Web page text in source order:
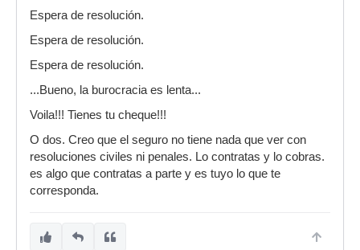
Espera de resolución.
Espera de resolución.
Espera de resolución.
...Bueno, la burocracia es lenta...
Voila!!! Tienes tu cheque!!!
O dos. Creo que el seguro no tiene nada que ver con
resoluciones civiles ni penales. Lo contratas y lo cobras.
es algo que contratas a parte y es tuyo lo que te
corresponda.